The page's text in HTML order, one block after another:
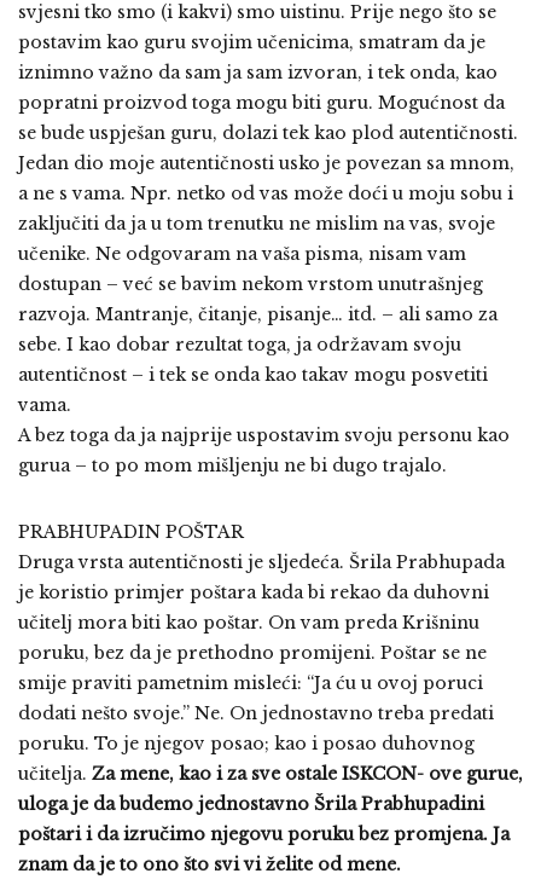
svjesni tko smo (i kakvi) smo uistinu. Prije nego što se
postavim kao guru svojim učenicima, smatram da je
iznimno važno da sam ja sam izvoran, i tek onda, kao
popratni proizvod toga mogu biti guru. Mogućnost da
se bude uspješan guru, dolazi tek kao plod autentičnosti.
Jedan dio moje autentičnosti usko je povezan sa mnom,
a ne s vama. Npr. netko od vas može doći u moju sobu i
zaključiti da ja u tom trenutku ne mislim na vas, svoje
učenike. Ne odgovaram na vaša pisma, nisam vam
dostupan – već se bavim nekom vrstom unutrašnjeg
razvoja. Mantranje, čitanje, pisanje… itd. – ali samo za
sebe. I kao dobar rezultat toga, ja održavam svoju
autentičnost – i tek se onda kao takav mogu posvetiti
vama.
A bez toga da ja najprije uspostavim svoju personu kao
gurua – to po mom mišljenju ne bi dugo trajalo.
PRABHUPADIN POŠTAR
Druga vrsta autentičnosti je sljedeća. Šrila Prabhupada
je koristio primjer poštara kada bi rekao da duhovni
učitelj mora biti kao poštar. On vam preda Krišninu
poruku, bez da je prethodno promijeni. Poštar se ne
smije praviti pametnim misleći: “Ja ću u ovoj poruci
dodati nešto svoje.” Ne. On jednostavno treba predati
poruku. To je njegov posao; kao i posao duhovnog
učitelja. Za mene, kao i za sve ostale ISKCON- ove gurue,
uloga je da budemo jednostavno Šrila Prabhupadini
poštari i da izručimo njegovu poruku bez promjena. Ja
znam da je to ono što svi vi želite od mene.